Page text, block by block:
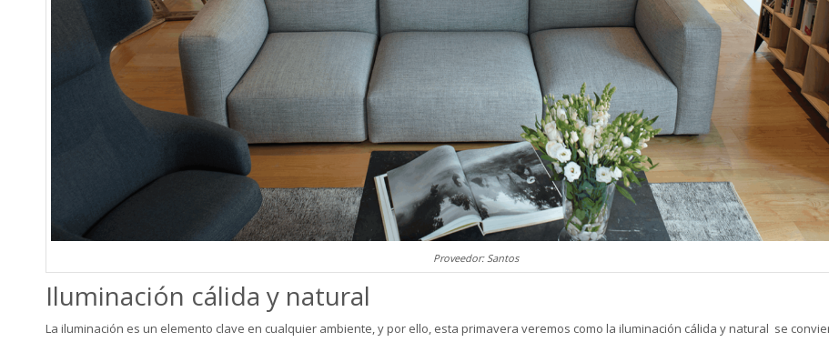
Proveedor: Santos
Iluminación cálida y natural
La iluminación es un elemento clave en cualquier ambiente, y por ello, esta primavera veremos como la iluminación cálida y natural se